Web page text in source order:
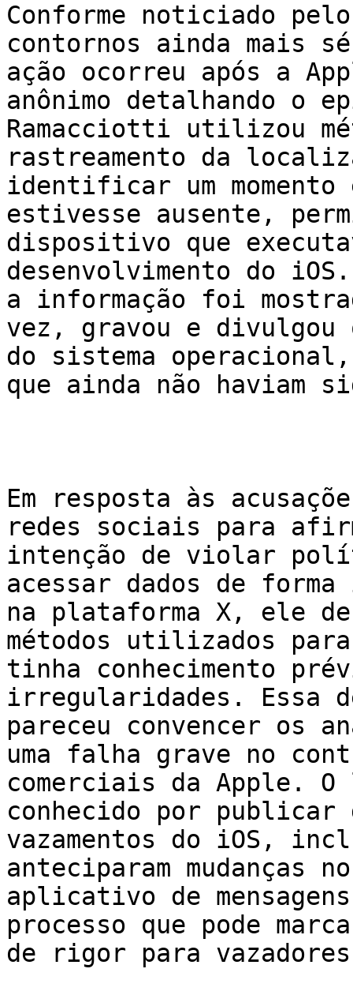
Conforme noticiado
contornos ainda mais
ação ocorreu após a
anônimo detalhando o
Ramacciotti utilizou
rastreamento da
identificar um momento
estivesse ausente,
dispositivo que
desenvolvimento do
a informação foi
vez, gravou e divulgou
do sistema operacional,
que ainda não haviam
Em resposta às
redes sociais para
intenção de violar
acessar dados de
na plataforma X, ele
métodos utilizados
tinha conhecimento
irregularidades. Essa
pareceu convencer os
uma falha grave no
comerciais da Apple.
conhecido por publicar
vazamentos do iOS,
anteciparam mudanças
aplicativo de
processo que pode
de rigor para